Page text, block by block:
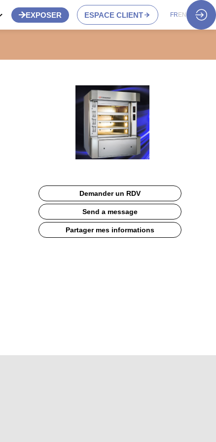
EXPOSER ESPACE CLIENT FR EN
Demander un RDV
Send a message
Partager mes informations